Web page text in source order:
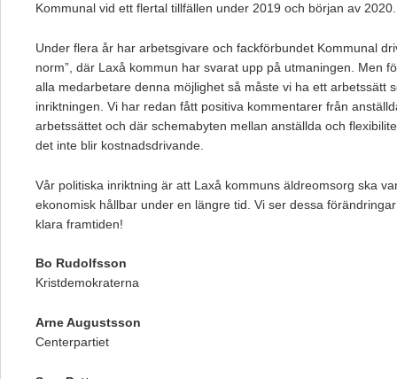
Kommunal vid ett flertal tillfällen under 2019 och början av 2020.
Under flera år har arbetsgivare och fackförbundet Kommunal
norm”, där Laxå kommun har svarat upp på utmaningen. Men
alla medarbetare denna möjlighet så måste vi ha ett arbetssätt
inriktningen. Vi har redan fått positiva kommentarer från
arbetssättet och där schemabyten mellan anställda och
det inte blir kostnadsdrivande.
Vår politiska inriktning är att Laxå kommuns äldreomsorg ska
ekonomisk hållbar under en längre tid. Vi ser dessa
klara framtiden!
Bo Rudolfsson
Kristdemokraterna
Arne Augustsson
Centerpartiet